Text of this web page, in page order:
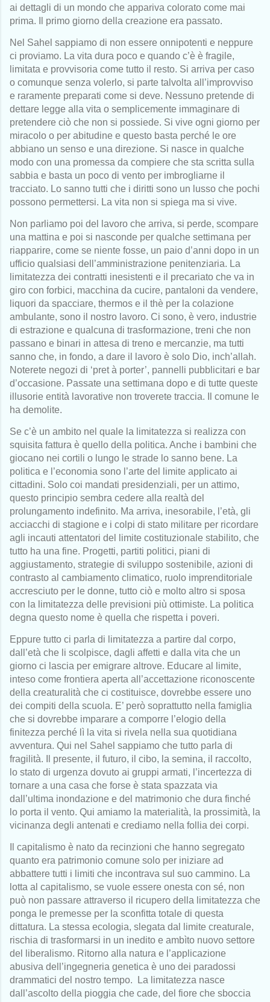
ai dettagli di un mondo che appariva colorato come mai
prima. Il primo giorno della creazione era passato.
Nel Sahel sappiamo di non essere onnipotenti e neppure
ci proviamo. La vita dura poco e quando c’è è fragile,
limitata e provvisoria come tutto il resto. Si arriva per caso
o comunque senza volerlo, si parte talvolta all’improvviso
e raramente preparati come si deve. Nessuno pretende di
dettare legge alla vita o semplicemente immaginare di
pretendere ciò che non si possiede. Si vive ogni giorno per
miracolo o per abitudine e questo basta perché le ore
abbiano un senso e una direzione. Si nasce in qualche
modo con una promessa da compiere che sta scritta sulla
sabbia e basta un poco di vento per imbrogliarne il
tracciato. Lo sanno tutti che i diritti sono un lusso che pochi
possono permettersi. La vita non si spiega ma si vive.
Non parliamo poi del lavoro che arriva, si perde, scompare
una mattina e poi si nasconde per qualche settimana per
riapparire, come se niente fosse, un paio d’anni dopo in un
ufficio qualsiasi dell’amministrazione penitenziaria. La
limitatezza dei contratti inesistenti e il precariato che va in
giro con forbici, macchina da cucire, pantaloni da vendere,
liquori da spacciare, thermos e il thè per la colazione
ambulante, sono il nostro lavoro. Ci sono, è vero, industrie
di estrazione e qualcuna di trasformazione, treni che non
passano e binari in attesa di treno e mercanzie, ma tutti
sanno che, in fondo, a dare il lavoro è solo Dio, inch’allah.
Noterete negozi di ‘pret à porter’, pannelli pubblicitari e bar
d’occasione. Passate una settimana dopo e di tutte queste
illusorie entità lavorative non troverete traccia. Il comune le
ha demolite.
Se c’è un ambito nel quale la limitatezza si realizza con
squisita fattura è quello della politica. Anche i bambini che
giocano nei cortili o lungo le strade lo sanno bene. La
politica e l’economia sono l’arte del limite applicato ai
cittadini. Solo coi mandati presidenziali, per un attimo,
questo principio sembra cedere alla realtà del
prolungamento indefinito. Ma arriva, inesorabile, l’età, gli
acciacchi di stagione e i colpi di stato militare per ricordare
agli incauti attentatori del limite costituzionale stabilito, che
tutto ha una fine. Progetti, partiti politici, piani di
aggiustamento, strategie di sviluppo sostenibile, azioni di
contrasto al cambiamento climatico, ruolo imprenditoriale
accresciuto per le donne, tutto ciò e molto altro si sposa
con la limitatezza delle previsioni più ottimiste. La politica
degna questo nome è quella che rispetta i poveri.
Eppure tutto ci parla di limitatezza a partire dal corpo,
dall’età che li scolpisce, dagli affetti e dalla vita che un
giorno ci lascia per emigrare altrove. Educare al limite,
inteso come frontiera aperta all’accettazione riconoscente
della creaturalità che ci costituisce, dovrebbe essere uno
dei compiti della scuola. E’ però soprattutto nella famiglia
che si dovrebbe imparare a comporre l’elogio della
finitezza perché lì la vita si rivela nella sua quotidiana
avventura. Qui nel Sahel sappiamo che tutto parla di
fragilità. Il presente, il futuro, il cibo, la semina, il raccolto,
lo stato di urgenza dovuto ai gruppi armati, l’incertezza di
tornare a una casa che forse è stata spazzata via
dall’ultima inondazione e del matrimonio che dura finché
lo porta il vento. Qui amiamo la materialità, la prossimità, la
vicinanza degli antenati e crediamo nella follia dei corpi.
Il capitalismo è nato da recinzioni che hanno segregato
quanto era patrimonio comune solo per iniziare ad
abbattere tutti i limiti che incontrava sul suo cammino. La
lotta al capitalismo, se vuole essere onesta con sé, non
può non passare attraverso il ricupero della limitatezza che
ponga le premesse per la sconfitta totale di questa
dittatura. La stessa ecologia, slegata dal limite creaturale,
rischia di trasformarsi in un inedito e ambìto nuovo settore
del liberalismo. Ritorno alla natura e l’applicazione
abusiva dell’ingegneria genetica è uno dei paradossi
drammatici del nostro tempo.
La limitatezza nasce
dall’ascolto della pioggia che cade, del fiore che sboccia